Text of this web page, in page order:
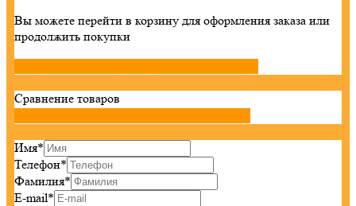
Вы можете перейти в корзину для оформления заказа или
продолжить покупки
Сравнение товаров
Имя*
Телефон*
Фамилия*
E-mail*